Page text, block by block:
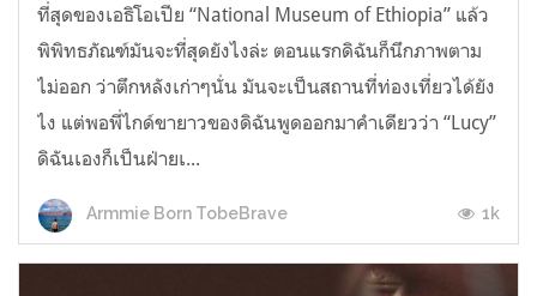
ที่สุดของเอธิโอเปีย “National Museum of Ethiopia” แล้ว
พิพิทธภัณฑ์มันจะที่สุดยังไงล่ะ ตอนแรกดิฉันก็นึกภาพตาม
ไม่ออก ว่าตึกหลังเก่าๆนั่น มันจะเป็นสถานที่ท่องเที่ยวได้ยัง
ไง แต่พอพี่ไกด์ขายาวของดิฉันพูดออกมาคำเดียวว่า “Lucy”
ดิฉันเองก็เป็นฝ่ายเ...
Armmie Born TobeBrave 1k